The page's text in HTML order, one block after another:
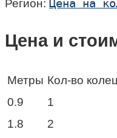
Регион: Цена на
Цена и
Метры Кол-во колец
0.9
1
1.8 2